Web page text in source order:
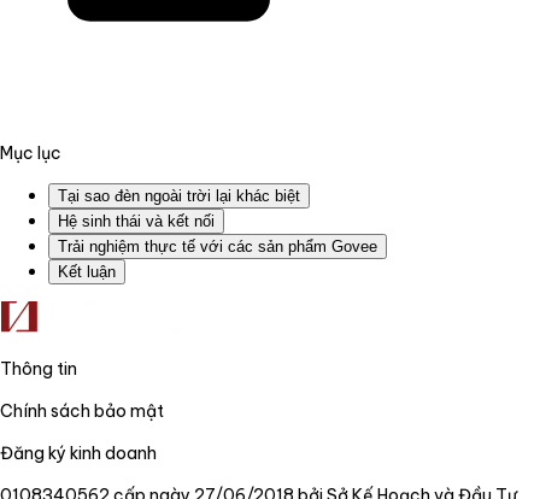
Mục lục
Tại sao đèn ngoài trời lại khác biệt
Hệ sinh thái và kết nối
Trải nghiệm thực tế với các sản phẩm Govee
Kết luận
Thông tin
Chính sách bảo mật
Đăng ký kinh doanh